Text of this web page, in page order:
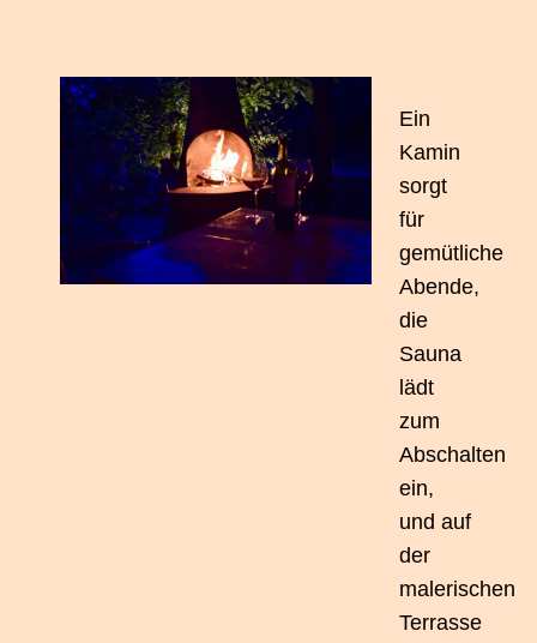
Ein
Kamin
sorgt
für
gemütliche
Abende,
die
Sauna
lädt
zum
Abschalten
ein,
und auf
der
malerischen
Terrasse